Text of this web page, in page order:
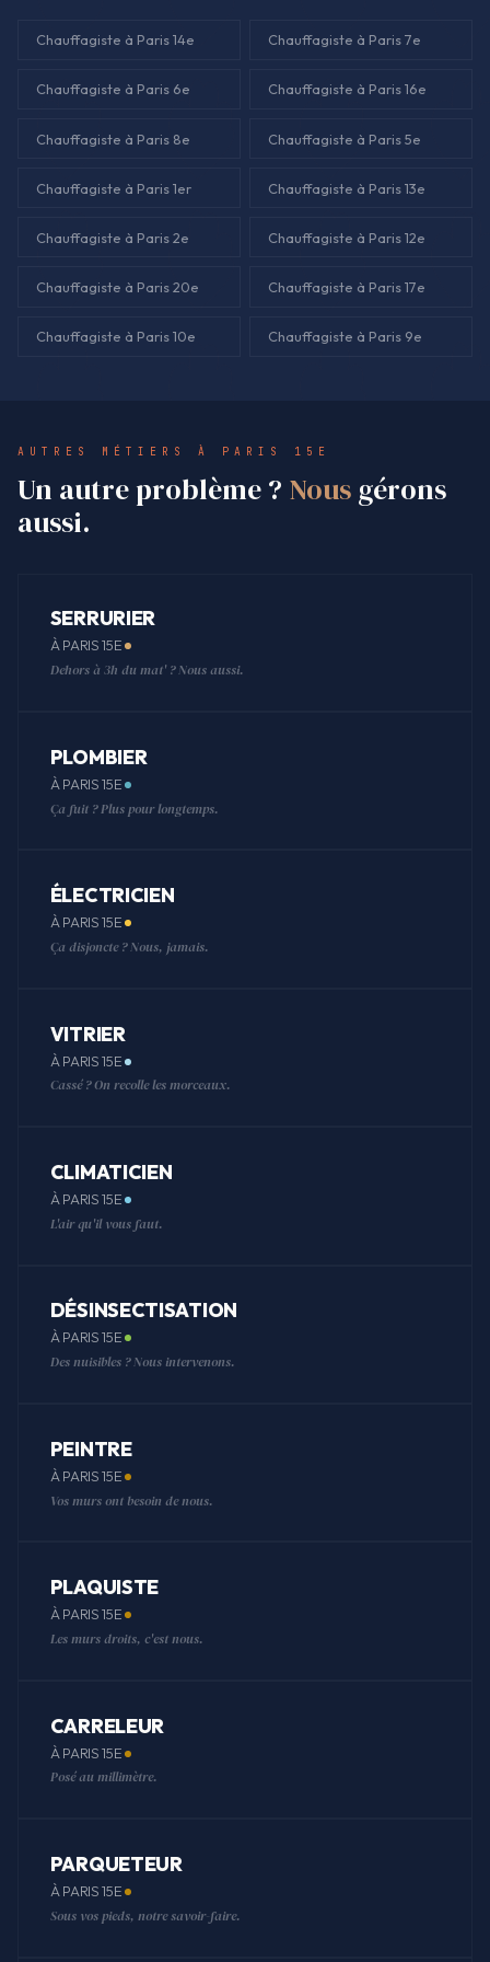
Chauffagiste à Paris 14e Chauffagiste à Paris 7e
Chauffagiste à Paris 6e Chauffagiste à Paris 16e
Chauffagiste à Paris 8e Chauffagiste à Paris 5e
Chauffagiste à Paris 1er Chauffagiste à Paris 13e
Chauffagiste à Paris 2e Chauffagiste à Paris 12e
Chauffagiste à Paris 20e Chauffagiste à Paris 17e
Chauffagiste à Paris 10e Chauffagiste à Paris 9e
AUTRES MÉTIERS À PARIS 15E
Un autre problème ? Nous gérons
aussi.
SERRURIER
À PARIS 15E
Dehors à 3h du mat' ? Nous aussi.
PLOMBIER
À PARIS 15E
Ça fuit ? Plus pour longtemps.
ÉLECTRICIEN
À PARIS 15E
Ça disjoncte ? Nous, jamais.
VITRIER
À PARIS 15E
Cassé ? On recolle les morceaux.
CLIMATICIEN
À PARIS 15E
L'air qu'il vous faut.
DÉSINSECTISATION
À PARIS 15E
Des nuisibles ? Nous intervenons.
PEINTRE
À PARIS 15E
Vos murs ont besoin de nous.
PLAQUISTE
À PARIS 15E
Les murs droits, c'est nous.
CARRELEUR
À PARIS 15E
Posé au millimètre.
PARQUETEUR
À PARIS 15E
Sous vos pieds, notre savoir-faire.